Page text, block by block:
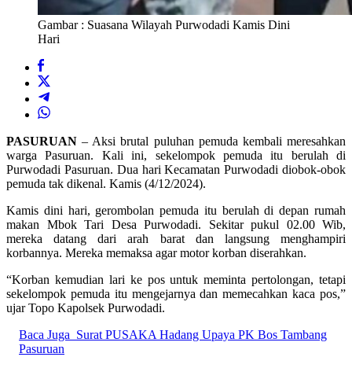
Gambar : Suasana Wilayah Purwodadi Kamis Dini
Hari
PASURUAN – Aksi brutal puluhan pemuda kembali meresahkan
warga Pasuruan. Kali ini, sekelompok pemuda itu berulah di
Purwodadi Pasuruan. Dua hari Kecamatan Purwodadi diobok-obok
pemuda tak dikenal. Kamis (4/12/2024).
Kamis dini hari, gerombolan pemuda itu berulah di depan rumah
makan Mbok Tari Desa Purwodadi. Sekitar pukul 02.00 Wib,
mereka datang dari arah barat dan langsung menghampiri
korbannya. Mereka memaksa agar motor korban diserahkan.
“Korban kemudian lari ke pos untuk meminta pertolongan, tetapi
sekelompok pemuda itu mengejarnya dan memecahkan kaca pos,”
ujar Topo Kapolsek Purwodadi.
Baca Juga Surat PUSAKA Hadang Upaya PK Bos Tambang
Pasuruan